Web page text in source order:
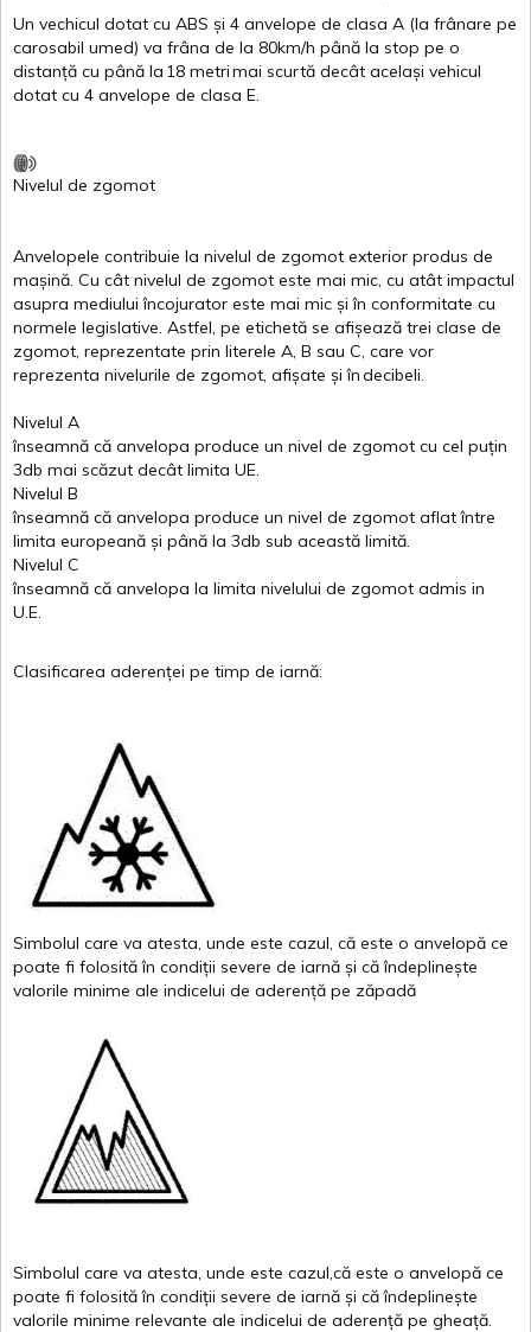
Un vechicul dotat cu ABS și 4 anvelope de clasa A (la frânare pe
carosabil umed) va frâna de la 80km/h până la stop pe o
distanță cu până la 18 metrimai scurtă decât același vehicul
dotat cu 4 anvelope de clasa E.
Nivelul de zgomot
Anvelopele contribuie la nivelul de zgomot exterior produs de
mașină. Cu cât nivelul de zgomot este mai mic, cu atât impactul
asupra mediului încojurator este mai mic și în conformitate cu
normele legislative. Astfel, pe etichetă se afișează trei clase de
zgomot, reprezentate prin literele A, B sau C, care vor
reprezenta nivelurile de zgomot, afișate și îndecibeli.
Nivelul A
înseamnă că anvelopa produce un nivel de zgomot cu cel puțin
3db mai scăzut decât limita UE.
Nivelul B
înseamnă că anvelopa produce un nivel de zgomot aflat între
limita europeană și până la 3db sub această limită.
Nivelul C
înseamnă că anvelopa la limita nivelului de zgomot admis in
U.E.
Clasificarea aderenței pe timp de iarnă:
Simbolul care va atesta, unde este cazul, că este o anvelopă ce
poate fi folosită în condiții severe de iarnă și că îndeplinește
valorile minime ale indicelui de aderență pe zăpadă
Simbolul care va atesta, unde este cazul,că este o anvelopă ce
poate fi folosită în condiții severe de iarnă și că îndeplinește
valorile minime relevante ale indicelui de aderență pe gheață.